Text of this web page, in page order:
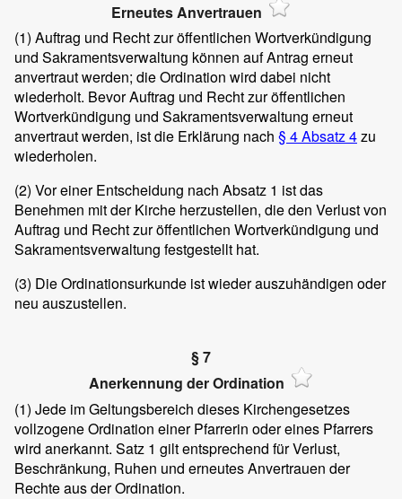
Erneutes Anvertrauen
(1) Auftrag und Recht zur öffentlichen Wortverkündigung
und Sakramentsverwaltung können auf Antrag erneut
anvertraut werden; die Ordination wird dabei nicht
wiederholt. Bevor Auftrag und Recht zur öffentlichen
Wortverkündigung und Sakramentsverwaltung erneut
anvertraut werden, ist die Erklärung nach § 4 Absatz 4zu
wiederholen.
(2) Vor einer Entscheidung nach Absatz 1 ist das
Benehmen mit der Kirche herzustellen, die den Verlust von
Auftrag und Recht zur öffentlichen Wortverkündigung und
Sakramentsverwaltung festgestellt hat.
(3) Die Ordinationsurkunde ist wieder auszuhändigen oder
neu auszustellen.
§ 7
Anerkennung der Ordination
(1) Jede im Geltungsbereich dieses Kirchengesetzes
vollzogene Ordination einer Pfarrerin oder eines Pfarrers
wird anerkannt. Satz 1 gilt entsprechend für Verlust,
Beschränkung, Ruhen und erneutes Anvertrauen der
Rechte aus der Ordination.